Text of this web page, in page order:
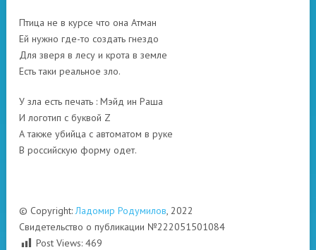
Птица не в курсе что она Атман
Ей нужно где-то создать гнездо
Для зверя в лесу и крота в земле
Есть таки реальное зло.
У зла есть печать : Мэйд ин Раша
И логотип с буквой Z
А также убийца с автоматом в руке
В российскую форму одет.
© Copyright:Ладомир Родумилов, 2022
Свидетельство о публикации №222051501084
Post Views: 469